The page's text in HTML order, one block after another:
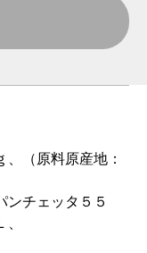
（原料原産地：
ンチェッタ５５